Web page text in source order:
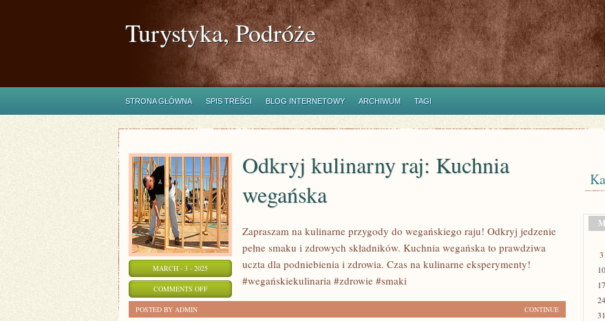
Turystyka, Podróże
STRONA GŁÓWNA SPIS TREŚCI BLOG INTERNETOWY ARCHIWUM TAGI
MARCH - 3 - 2025
COMMENTS OFFON
Odkryj kulinarny raj: Kuchnia
wegańska
Zapraszam na kulinarne przygody do wegańskiego raju! Odkryj jedzenie
pełne smaku i zdrowych składników. Kuchnia wegańska to prawdziwa
uczta dla podniebienia i zdrowia. Czas na kulinarne eksperymenty!
#wegańskiekulinaria #zdrowie #smaki
CONTINUE
POSTED BY ADMIN
M
3
10
17
24
31